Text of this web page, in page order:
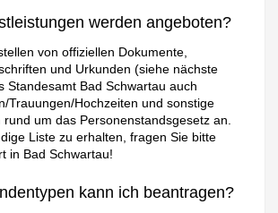
werden angeboten?
von offiziellen Dokumente,
und Urkunden (siehe nächste
Standesamt Bad Schwartau auch
Trauungen/Hochzeiten und sonstige
rund um das Personenstandsgesetz an.
Liste zu erhalten, fragen Sie bitte
in Bad Schwartau!
kann ich beantragen?